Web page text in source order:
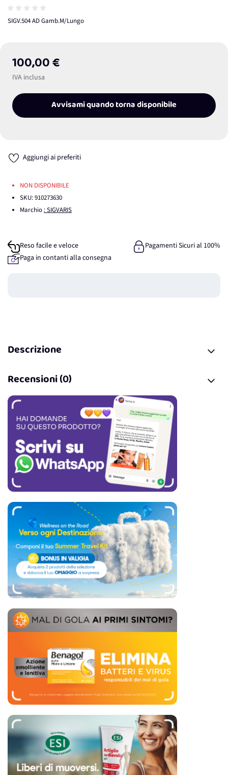
SIGV.504 AD Gamb.M/Lungo
100,00 €
IVA inclusa
Avvisami quando torna disponibile
Aggiungi ai preferiti
NON DISPONIBILE
SKU:910273630
Marchio : SIGVARIS
Reso facile e veloce
Pagamenti Sicuri al 100%
Paga in contanti alla consegna
Descrizione
Recensioni (0)